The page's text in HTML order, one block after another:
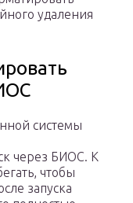
удаления
системы
через БИОС. К
чтобы
запуска